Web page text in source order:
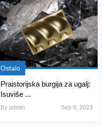
Ostalo
Praistorijska burgija za ugalj:
Isuviše ...
Byadmin Sep 9, 2023